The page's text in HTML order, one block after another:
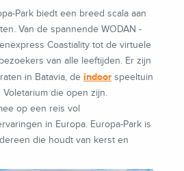
Park biedt een breed scala aan
Van de spannende WODAN -
Coastiality tot de virtuele
van alle leeftijden. Er zijn
in Batavia, de indoor speeltuin
die open zijn.
op een reis vol
in Europa. Europa-Park is
die houdt van kerst en